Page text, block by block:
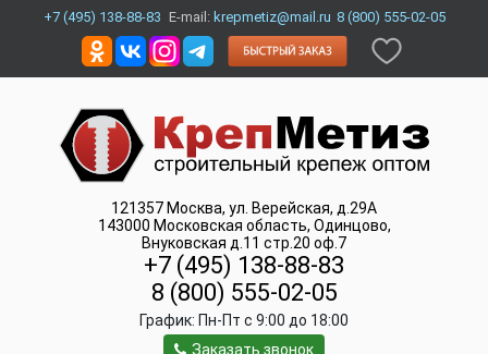
+7 (495) 138-88-83 E-mail: krepmetiz@mail.ru 8 (800) 555-02-05
121357 Москва, ул. Верейская, д.29А
143000 Московская область, Одинцово,
Внуковская д.11 стр.20 оф.7
+7 (495) 138-88-83
8 (800) 555-02-05
График: Пн-Пт c 9:00 до 18:00
Заказать звонок